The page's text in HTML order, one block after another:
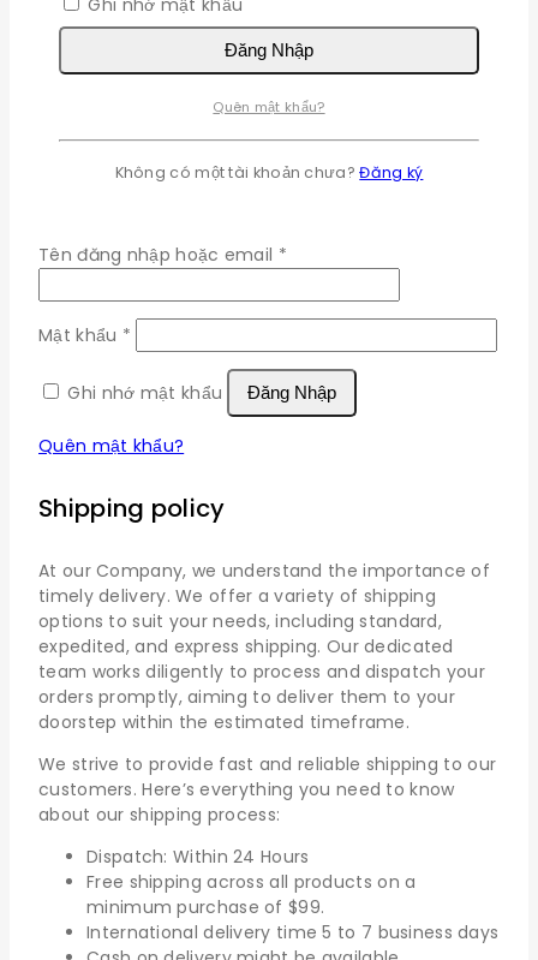
Đăng nhập
Tên đăng nhập hoặc email *Bắt
Mật khẩu *
buộc
Ghi nhớ mật khẩu
Đăng Nhập
Quên mật khẩu?
Shipping policy
At our Company, we understand the importance of
timely delivery. We offer a variety of shipping
options to suit your needs, including standard,
expedited, and express shipping. Our dedicated
team works diligently to process and dispatch your
orders promptly, aiming to deliver them to your
doorstep within the estimated timeframe.
We strive to provide fast and reliable shipping to our
customers. Here’s everything you need to know
about our shipping process:
Dispatch: Within 24 Hours
Free shipping across all products on a
minimum purchase of $99.
International delivery time 5 to 7 business days
Đăng Nhập
Quên mật khẩu?
Không có một tài khoản chưa?Đăng ký